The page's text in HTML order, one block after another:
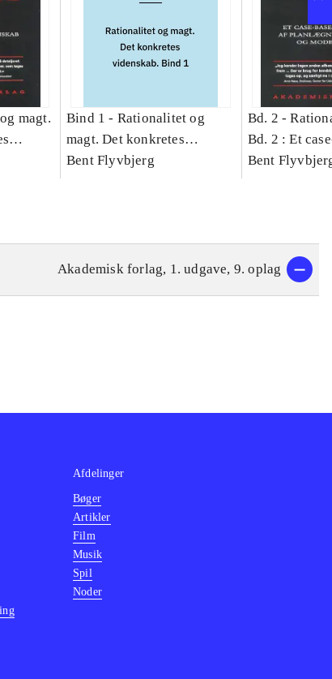
magt.
Bind 1 - Rationalitet og
magt. Det konkretes
videnskab. Bind 1
Bent Flyvbjerg
Bd. 2 -
Bd. 2 : Et
studie af
Bent
Akademisk forlag, 1. udgave, 9. oplag
Afdelinger
Bøger
Artikler
Film
Musik
Spil
Noder